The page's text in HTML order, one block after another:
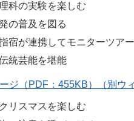
科の実験を楽しむ
の普及を図る
宿が連携してモニターツア
統芸能を堪能
ジ（PDF：455KB）（別ウ
リスマスを楽しむ